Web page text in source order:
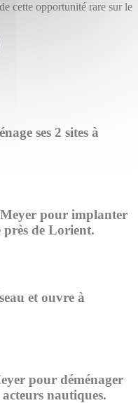
cette opportunité rare sur le
ses 2 sites à
pour implanter
de Lorient.
et ouvre à
pour déménager
nautiques.